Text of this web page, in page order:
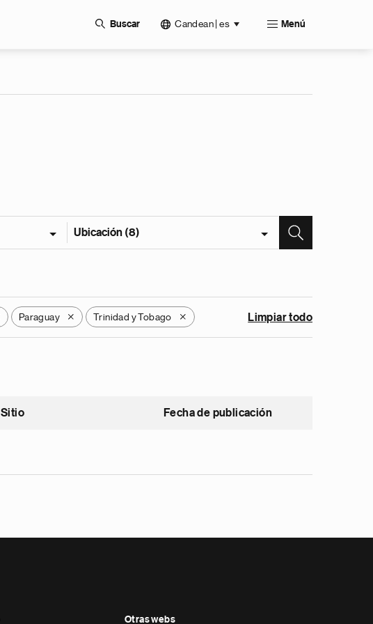
Buscar Candean | es Menú
Ubicación (8)
Paraguay X Trinidad y Tobago X Limpiar todo
Sitio Fecha de publicación
Otras webs